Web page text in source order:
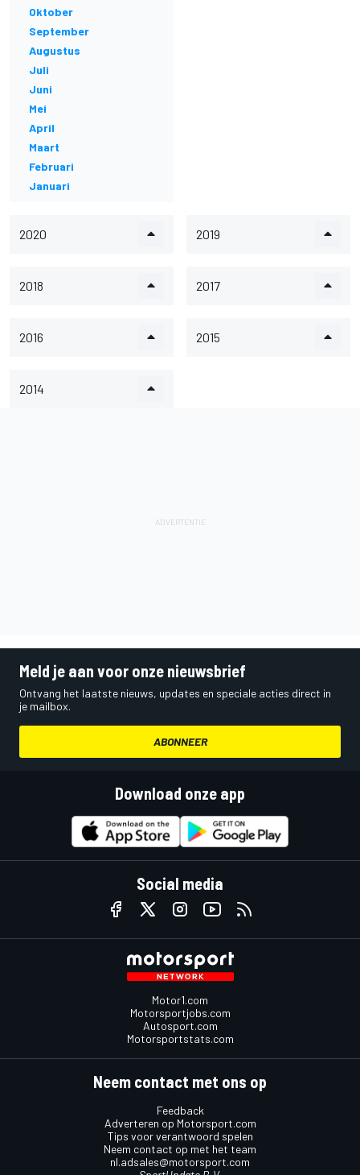
Oktober
September
Augustus
Juli
Juni
Mei
April
Maart
Februari
Januari
2020 2019
2018 2017
2016 2015
2014
Meld je aan voor onze nieuwsbrief
Ontvang het laatste nieuws, updates en speciale acties direct in
je mailbox.
ABONNEER
Download onze app
Social media
Motor1.com
Motorsportjobs.com
Autosport.com
Motorsportstats.com
Neem contact met ons op
Feedback
Adverteren op Motorsport.com
Tips voor verantwoord spelen
Neem contact op met het team
nl.adsales@motorsport.com